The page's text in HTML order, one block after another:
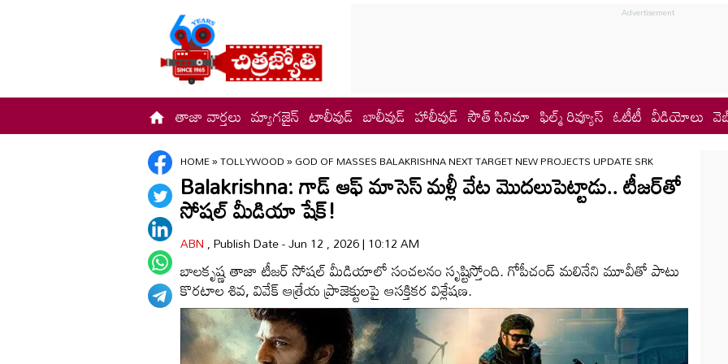
తాజా వార్తలు మ్యాగజైన్ టాలీవుడ్ బాలీవుడ్ హాలీవుడ్ సౌత్ సినిమా ఫిల్మ్ రివ్యూస్ ఓటీటీ వీడియోలు
HOME»TOLLYWOOD»GOD OF MASSES BALAKRISHNA NEXT TARGET NEW PROJECTS UPDATE SRK
Balakrishna: గాడ్ ఆఫ్ మాసెస్ మళ్లీ వేట మొదలుపెట్టాడు.. టీజర్‌తో
సోషల్ మీడియా షేక్!
ABN, Publish Date - Jun 12 , 2026 | 10:12 AM
బాలకృష్ణ తాజా టీజర్ సోషల్ మీడియాలో సంచలనం సృష్టిస్తోంది. గోపీచంద్ మలినేని మూవీతో పాటు
కొరటాల శివ, వివేక్ ఆత్రేయ ప్రాజెక్టులపై ఆసక్తికర విశ్లేషణ.